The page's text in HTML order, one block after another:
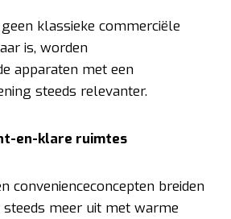
klassieke commerciële
is, worden
apparaten met een
steeds relevanter.
en-klare ruimtes
convenienceconcepten breiden
meer uit met warme